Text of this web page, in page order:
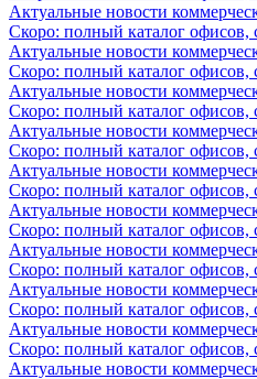
Актуальные новости
Скоро: полный каталог офисов,
Актуальные новости
Скоро: полный каталог офисов,
Актуальные новости
Скоро: полный каталог офисов,
Актуальные новости
Скоро: полный каталог офисов,
Актуальные новости
Скоро: полный каталог офисов,
Актуальные новости
Скоро: полный каталог офисов,
Актуальные новости
Скоро: полный каталог офисов,
Актуальные новости
Скоро: полный каталог офисов,
Актуальные новости
Скоро: полный каталог офисов,
Актуальные новости